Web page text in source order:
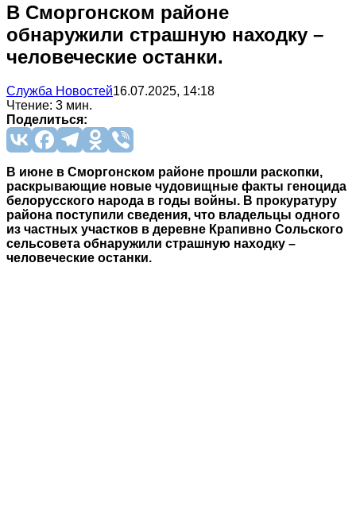
В Сморгонском районе
обнаружили страшную находку –
человеческие останки.
Служба Новостей16.07.2025, 14:18
Чтение: 3 мин.
Поделиться:
В июне в Сморгонском районе прошли раскопки,
раскрывающие новые чудовищные факты геноцида
белорусского народа в годы войны. В прокуратуру
района поступили сведения, что владельцы одного
из частных участков в деревне Крапивно Сольского
сельсовета обнаружили страшную находку –
человеческие останки.